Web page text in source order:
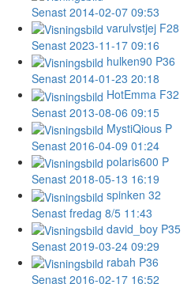
Senast 2014-02-07 09:53
varulvstjej F28
Senast 2023-11-17 09:16
hulken90 P36
Senast 2014-01-23 20:18
HotEmma F32
Senast 2013-08-06 09:15
MystiQious P
Senast 2016-04-09 01:24
polaris600 P
Senast 2018-05-13 16:19
spinken 32
Senast fredag 8/5 11:43
david_boy P35
Senast 2019-03-24 09:29
rabah P36
Senast 2016-02-17 16:52